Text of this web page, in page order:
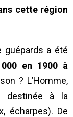
cette région
guépards a été
en 1900 à
? L’Homme,
destinée à la
écharpes). De